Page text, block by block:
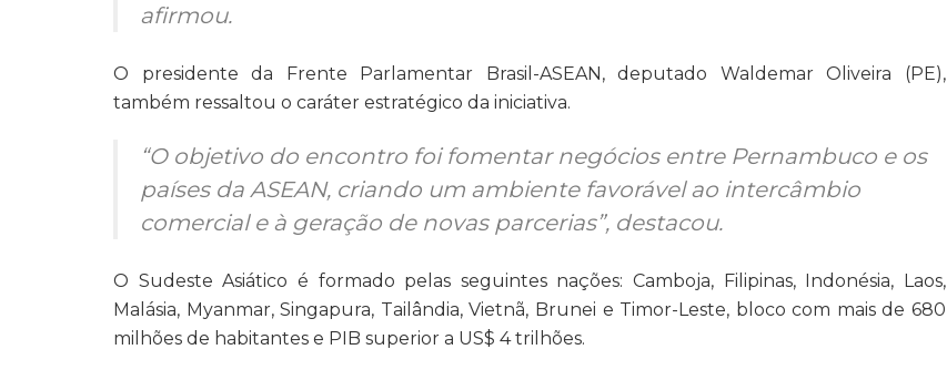
afirmou.
O presidente da Frente Parlamentar Brasil-ASEAN, deputado Waldemar Oliveira (PE),
também ressaltou o caráter estratégico da iniciativa.
“O objetivo do encontro foi fomentar negócios entre Pernambuco e os
países da ASEAN, criando um ambiente favorável ao intercâmbio
comercial e à geração de novas parcerias”, destacou.
O Sudeste Asiático é formado pelas seguintes nações: Camboja, Filipinas, Indonésia, Laos,
Malásia, Myanmar, Singapura, Tailândia, Vietnã, Brunei e Timor-Leste, bloco com mais de 680
milhões de habitantes e PIB superior a US$ 4 trilhões.